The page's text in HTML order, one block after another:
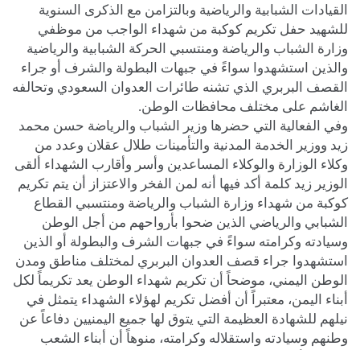
القيادات الشبابية والرياضية وبالتزامن مع الذكرى السنوية
للشهيد حفل تكريم كوكبة من شهداء الواجب من موظفي
وزارة الشباب والرياضة ومنتسبي الحركة الشبابية والرياضية
والذين استشهدوا سواءً في جبهات البطولة والشرف أو جراء
القصف البربري الذي تشنه طائرات العدوان السعودي وتحالفه
الغاشم على مختلف محافظات الوطن.
وفي الفعالية التي حضرها وزير الشباب والرياضة حسن محمد
زيد ووزير الخدمة المدنية والتأمينات طلال عقلان وعدد من
وكلاء الوزارة والوكلاء المساعدين وأسر وأقارب الشهداء ألقى
الوزير زيد كلمة أكد فيها أنه لمن الفخر والاعتزاز أن يتم تكريم
كوكبة من شهداء وزارة الشباب والرياضة ومنتسبي القطاع
الشبابي والرياضي الذين ضحوا بأرواحهم من أجل الوطن
وسيادته وكرامته سواءً في جبهات الشرف والبطولة أو الذين
استشهدوا جراء قصف العدوان البربري لمختلف مناطق ومدن
الوطن اليمني، موضحاً أن تكريم شهداء الوطن يعد تكريماً لكل
أبناء اليمن، معتبراً أن أفضل تكريم لهؤلاء الشهداء يتمثل في
نيلهم للشهادة العظيمة التي يتوق لها جميع اليمنيين دفاعاً عن
وطنهم وسيادته واستقلاله وكرامته، منوهاً أن أبناء الشعب